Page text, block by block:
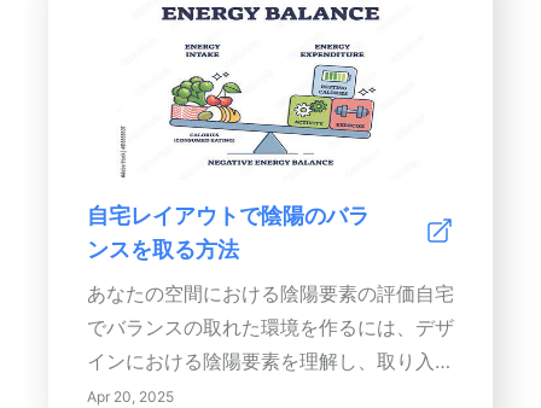
ます。再生木材や自然繊維のような素材を
選ぶことで、装飾を自然と結び付け、静け
さと安定感を呼び起こします。 思慮深い
家具の配置 リビングルームの目的を理解
することで、機能的なレイアウトの設計に
役立ちます。異なる活動のためのゾーンを
作り、会話を促進する快適な座席配置を確
保します。部屋のスケールに合った家具を
選び、調和を促進しながら、移動の容易さ
を確保します。 温かみを感じる照明技術
環境、作業、アクセント照明を組み合わせ
ることで、適切な雰囲気を確立します。暖
バランスを完璧に取ることができます。
4. ビンテージミラー: キャラクターと魅力
を加え、部屋全体のエネルギーに寄与しま
す。 5. フロアミラー: 機能的でエレガン
トであり、広々とした感覚を与え、目を引
付き家具: 実用的でスタイリッシュなタッ
チを提供し、良いエネルギーの流れを保つ
ことができます; 空間が支配的にならない
ようにしてください。鏡の戦略を最適化す
るためにリビングルームでの平穏を創出す
るために、定期的に鏡の配置を評価し調整
自宅レイアウトで陰陽のバラ
ンスを取る方法
あなたの空間における陰陽要素の評価自宅
でバランスの取れた環境を作るには、デザ
インにおける陰陽要素を理解し、取り入れ
る必要があります。このガイドでは、調和
Apr 20, 2025